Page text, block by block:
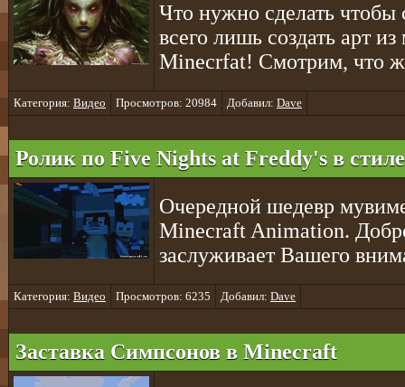
Что нужно сделать чтобы
всего лишь создать арт
Minecrfat! Смотрим, что
Категория: Видео Просмотров: 20984 Добавил: Dave
Ролик по Five Nights at Freddy's в
Очередной шедевр
Minecraft Animation.
заслуживает Вашего
Категория: Видео Просмотров: 6235 Добавил: Dave
Заставка Симпсонов в Minecraft